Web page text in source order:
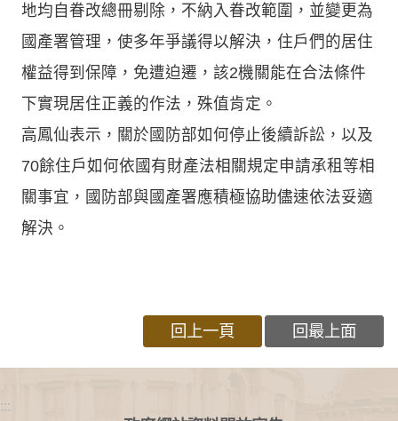
地均自眷改總冊剔除，不納入眷改範圍，並變更為
國產署管理，使多年爭議得以解決，住戶們的居住
權益得到保障，免遭迫遷，該2機關能在合法條件
下實現居住正義的作法，殊值肯定。
高鳳仙表示，關於國防部如何停止後續訴訟，以及
70餘住戶如何依國有財產法相關規定申請承租等相
關事宜，國防部與國產署應積極協助儘速依法妥適
解決。
回上一頁 回最上面
:::